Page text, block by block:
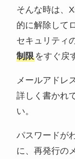
そんな時は、
的に解除して
セキュリティ
制限をすぐ戻
メールアドレ
詳しく書かれ
い。
パスワードが
に、再発行の